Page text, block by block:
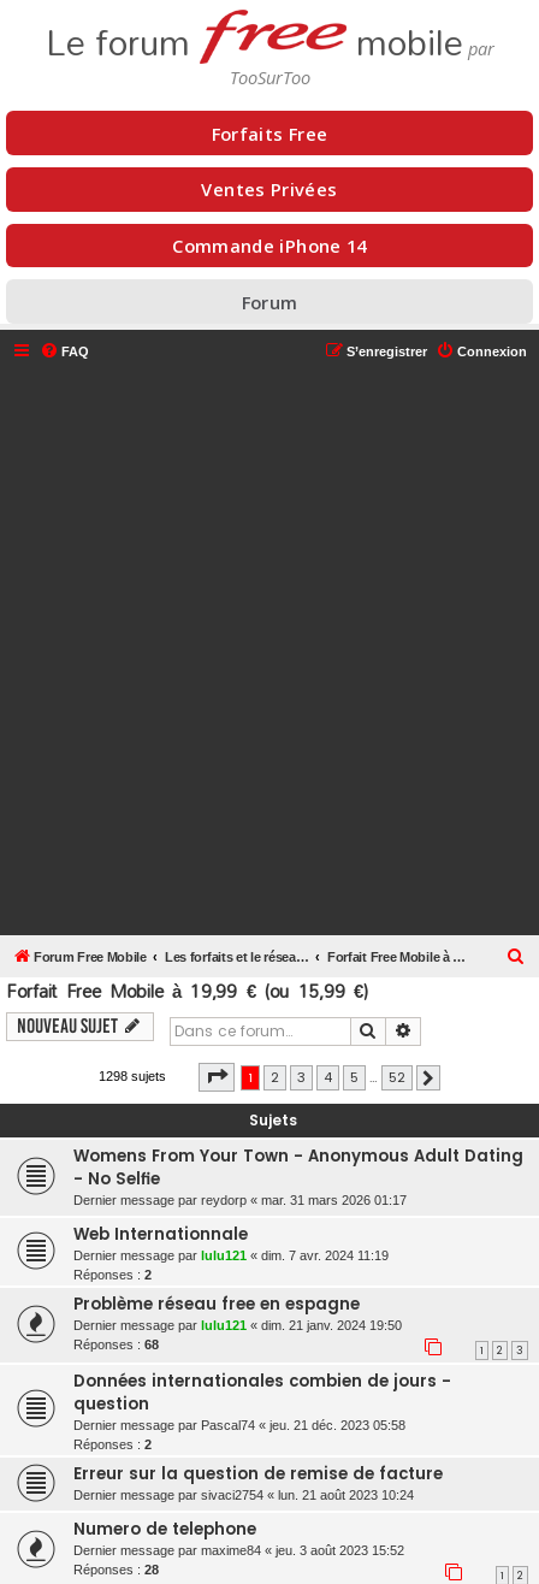
Le forum mobile
Forfaits Free
Ventes Privées
Commande iPhone 14
Forum
FAQ Connexion
S’enregistrer
Forum Free Mobile Les forfaits et le réseau Free Mobile Forfait Free Mobile à 19,99 € (ou 15,99 €)
Forfait Free Mobile à 19,99 € (ou 15,99 €)
Nouveau sujet Rechercher
1298 sujets Page 1sur52
1 2 3 4 5 … 52
Sujets
Womens From Your Town - Anonymous Adult Dating
- No Selfie
Dernier message par reydorp « mar. 31 mars 2026 01:17
Web Internationnale
Dernier message par lulu121 « dim. 7 avr. 2024 11:19
Réponses : 2
Problème réseau free en espagne
Dernier message par lulu121 « dim. 21 janv. 2024 19:50
Réponses : 68 1 2 3
Données internationales combien de jours -
question
Dernier message par Pascal74 « jeu. 21 déc. 2023 05:58
Réponses : 2
Erreur sur la question de remise de facture
Dernier message par sivaci2754 « lun. 21 août 2023 10:24
Numero de telephone
Dernier message par maxime84 « jeu. 3 août 2023 15:52
Réponses : 28 1 2